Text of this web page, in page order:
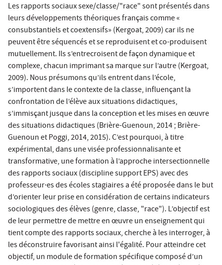
Les rapports sociaux sexe/classe/"race" sont présentés dans
leurs développements théoriques français comme «
consubstantiels et coextensifs» (Kergoat, 2009) car ils ne
peuvent être séquencés et se reproduisent et co-produisent
mutuellement. Ils s’entrecroisent de façon dynamique et
complexe, chacun imprimant sa marque sur l’autre (Kergoat,
2009). Nous présumons qu’ils entrent dans l’école,
s’importent dans le contexte de la classe, influençant la
confrontation de l’élève aux situations didactiques,
s’immisçant jusque dans la conception et les mises en œuvre
des situations didactiques (Brière-Guenoun, 2014 ; Brière-
Guenoun et Poggi, 2014, 2015). C’est pourquoi, à titre
expérimental, dans une visée professionnalisante et
transformative, une formation à l’approche intersectionnelle
des rapports sociaux (discipline support EPS) avec des
professeur·es des écoles stagiaires a été proposée dans le but
d’orienter leur prise en considération de certains indicateurs
sociologiques des élèves (genre, classe, "race"). L’objectif est
de leur permettre de mettre en œuvre un enseignement qui
tient compte des rapports sociaux, cherche à les interroger, à
les déconstruire favorisant ainsi l'égalité. Pour atteindre cet
objectif, un module de formation spécifique composé d’un